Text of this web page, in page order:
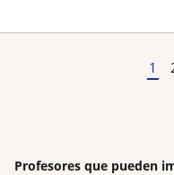
1
Profesores que pueden